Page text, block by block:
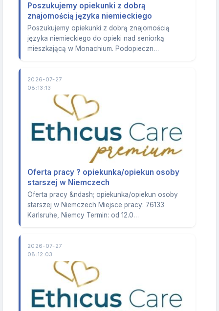
Poszukujemy opiekunki z dobrą
znajomością języka niemieckiego
Poszukujemy opiekunki z dobrą znajomością
języka niemieckiego do opieki nad seniorką
mieszkającą w Monachium. Podopieczn…
2026-07-27
08:13:13
Oferta pracy ? opiekunka/opiekun osoby
starszej w Niemczech
Oferta pracy &ndash; opiekunka/opiekun osoby
starszej w Niemczech Miejsce pracy: 76133
Karlsruhe, Niemcy Termin: od 12.0…
2026-07-27
08:12:03